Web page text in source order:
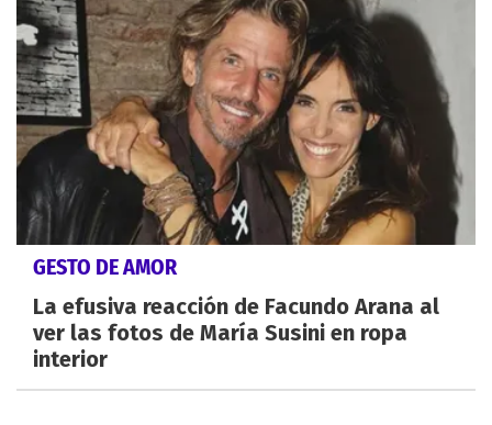
GESTO DE AMOR
La efusiva reacción de Facundo Arana al
ver las fotos de María Susini en ropa
interior